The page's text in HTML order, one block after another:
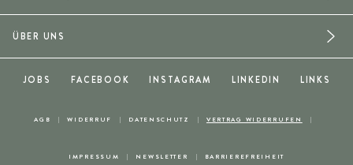
AGB WIDERRUF DATENSCHUTZ VERTRAG WIDERRUFEN
IMPRESSUM NEWSLETTER BARRIEREFREIHEIT
ÜBER UNS
JOBS FACEBOOK INSTAGRAM LINKEDIN LINKS